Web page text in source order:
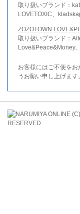
取り扱いブランド：
LOVETOXIC、
ZOZOTOWN
取り扱いブランド：
Love&Peace&Money
お客様にはご不便を
うお願い申し上げます。